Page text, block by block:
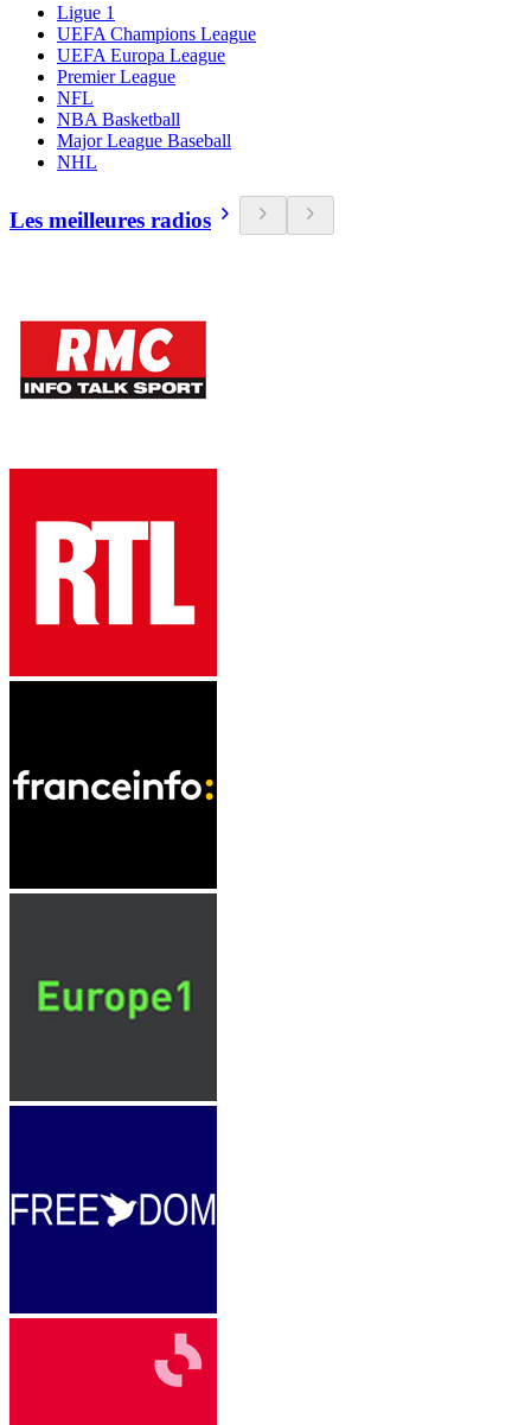
Ligue 1
UEFA Champions League
UEFA Europa League
Premier League
NFL
NBA Basketball
Major League Baseball
NHL
Les meilleures radios